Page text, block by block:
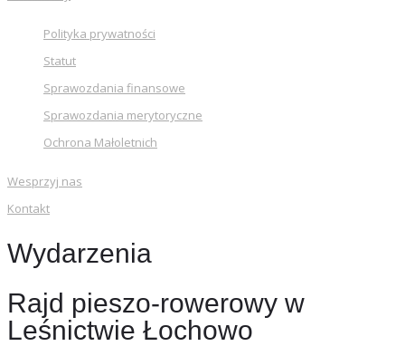
Polityka prywatności
Statut
Sprawozdania finansowe
Sprawozdania merytoryczne
Ochrona Małoletnich
Wesprzyj nas
Kontakt
Wydarzenia
Rajd pieszo-rowerowy w
Leśnictwie Łochowo